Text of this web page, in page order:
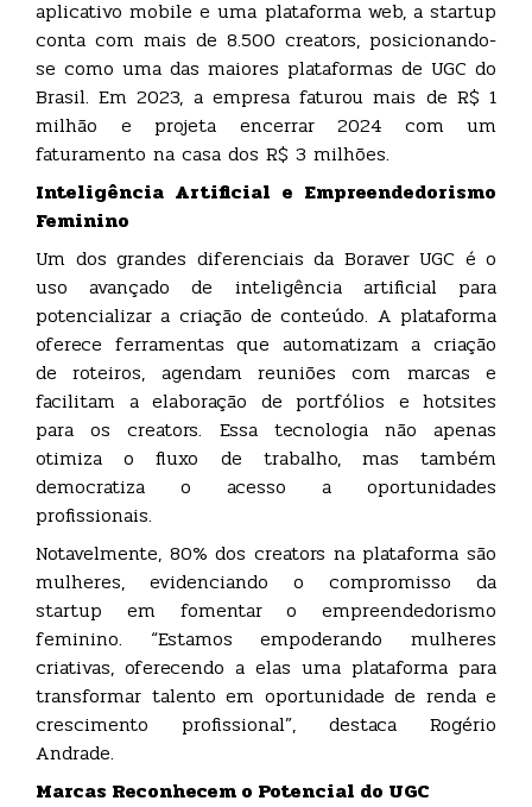
aplicativo mobile e uma plataforma web, a startup
conta com mais de 8.500 creators, posicionando-
se como uma das maiores plataformas de UGC do
Brasil. Em 2023, a empresa faturou mais de R$ 1
milhão e projeta encerrar 2024 com um
faturamento na casa dos R$ 3 milhões.
Inteligência Artificial e Empreendedorismo
Feminino
Um dos grandes diferenciais da Boraver UGC é o
uso avançado de inteligência artificial para
potencializar a criação de conteúdo. A plataforma
oferece ferramentas que automatizam a criação
de roteiros, agendam reuniões com marcas e
facilitam a elaboração de portfólios e hotsites
para os creators. Essa tecnologia não apenas
otimiza o fluxo de trabalho, mas também
democratiza o acesso a oportunidades
profissionais.
Notavelmente, 80% dos creators na plataforma são
mulheres, evidenciando o compromisso da
startup em fomentar o empreendedorismo
feminino. “Estamos empoderando mulheres
criativas, oferecendo a elas uma plataforma para
transformar talento em oportunidade de renda e
crescimento profissional”, destaca Rogério
Andrade.
Marcas Reconhecem o Potencial do UGC